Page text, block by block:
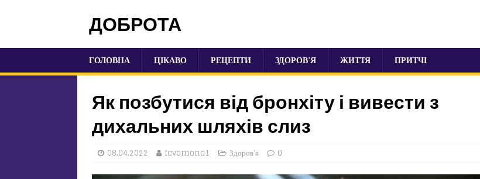
ДОБРОТА
ГОЛОВНА ЦІКАВО РЕЦЕПТИ ЗДОРОВ’Я ЖИТТЯ ПРИТЧІ
Як позбутися від бронхіту і вивести з
дихальних шляхів слиз
08.04.2022 fcvomond1 Здоров'я 0